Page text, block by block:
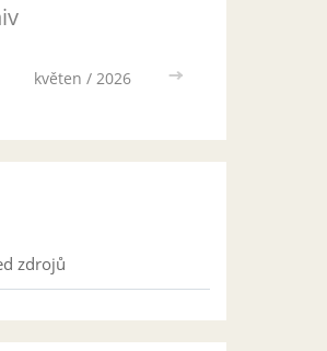
květen / 2026 >>
zdrojů